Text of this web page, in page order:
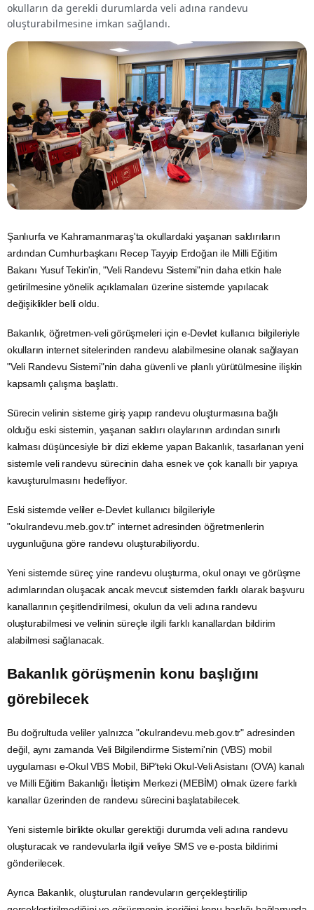
okulların da gerekli durumlarda veli adına randevu
oluşturabilmesine imkan sağlandı.
Şanlıurfa ve Kahramanmaraş'ta okullardaki yaşanan saldırıların
ardından Cumhurbaşkanı Recep Tayyip Erdoğan ile Milli Eğitim
Bakanı Yusuf Tekin'in, "Veli Randevu Sistemi"nin daha etkin hale
getirilmesine yönelik açıklamaları üzerine sistemde yapılacak
değişiklikler belli oldu.
Bakanlık, öğretmen-veli görüşmeleri için e-Devlet kullanıcı bilgileriyle
okulların internet sitelerinden randevu alabilmesine olanak sağlayan
"Veli Randevu Sistemi"nin daha güvenli ve planlı yürütülmesine ilişkin
kapsamlı çalışma başlattı.
Sürecin velinin sisteme giriş yapıp randevu oluşturmasına bağlı
olduğu eski sistemin, yaşanan saldırı olaylarının ardından sınırlı
kalması düşüncesiyle bir dizi ekleme yapan Bakanlık, tasarlanan yeni
sistemle veli randevu sürecinin daha esnek ve çok kanallı bir yapıya
kavuşturulmasını hedefliyor.
Eski sistemde veliler e-Devlet kullanıcı bilgileriyle
"okulrandevu.meb.gov.tr" internet adresinden öğretmenlerin
uygunluğuna göre randevu oluşturabiliyordu.
Yeni sistemde süreç yine randevu oluşturma, okul onayı ve görüşme
adımlarından oluşacak ancak mevcut sistemden farklı olarak başvuru
kanallarının çeşitlendirilmesi, okulun da veli adına randevu
oluşturabilmesi ve velinin süreçle ilgili farklı kanallardan bildirim
alabilmesi sağlanacak.
Bakanlık görüşmenin konu başlığını
görebilecek
Bu doğrultuda veliler yalnızca "okulrandevu.meb.gov.tr" adresinden
değil, aynı zamanda Veli Bilgilendirme Sistemi'nin (VBS) mobil
uygulaması e-Okul VBS Mobil, BiP'teki Okul-Veli Asistanı (OVA) kanalı
ve Milli Eğitim Bakanlığı İletişim Merkezi (MEBİM) olmak üzere farklı
kanallar üzerinden de randevu sürecini başlatabilecek.
Yeni sistemle birlikte okullar gerektiği durumda veli adına randevu
oluşturacak ve randevularla ilgili veliye SMS ve e-posta bildirimi
gönderilecek.
Ayrıca Bakanlık, oluşturulan randevuların gerçekleştirilip